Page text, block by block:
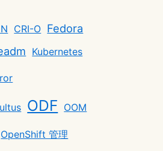
CRI-O Fedora
Kubernetes
ODF OOM
OpenShift 管理